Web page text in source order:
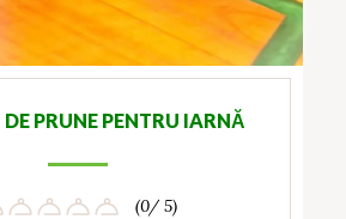
PRUNE PENTRU IARNĂ
(0/ 5)